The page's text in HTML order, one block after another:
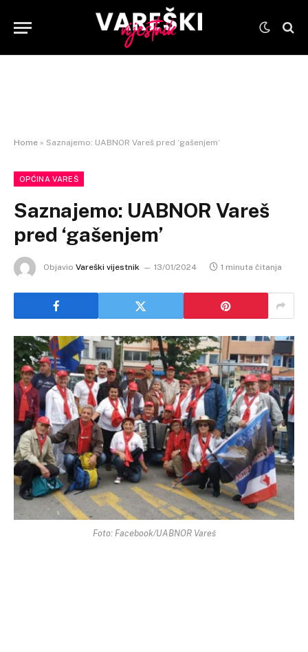
Home » Saznajemo: UABNOR Vareš pred ‘gašenjem’
OPĆINA VAREŠ
Saznajemo: UABNOR Vareš
pred ‘gašenjem’
Objavio Vareški vijestnik 13/01/2024 1 minuta čitanja
Foto: Facebook/UABNOR Vareš